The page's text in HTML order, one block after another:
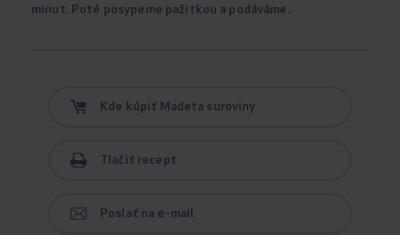
minut. Poté posypeme pažitkou a podáváme.
Kde kúpiť Madeta suroviny
Tlačiť recept
Poslať na e-mail